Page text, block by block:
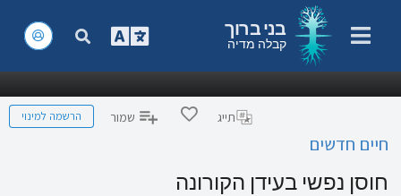
בני ברוך
קבלה מדיה
תייג שמור הרשמה למינוי
חיים חדשים
חוסן נפשי בעידן הקורונה